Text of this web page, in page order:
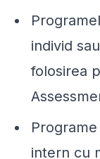
individ
folosirea
intern cu